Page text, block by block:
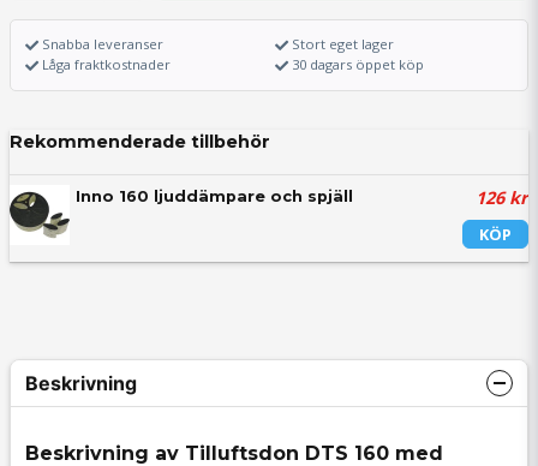
Snabba leveranser
Låga fraktkostnader
Stort eget lager
30 dagars öppet köp
Rekommenderade tillbehör
Inno 160 ljuddämpare och spjäll 126 kr
KÖP
Beskrivning
Beskrivning av Tilluftsdon DTS 160 med